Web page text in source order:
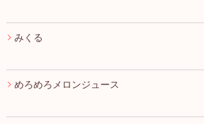
みくる
めろめろメロンジュース